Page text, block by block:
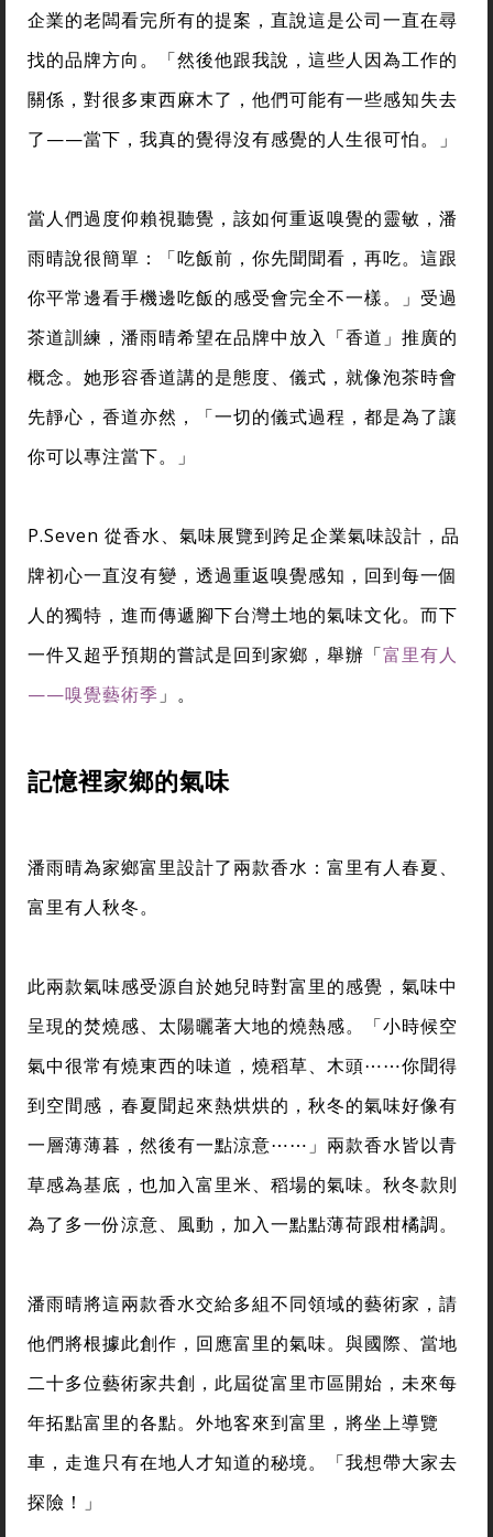
企業的老闆看完所有的提案，直說這是公司一直在尋
找的品牌方向。「然後他跟我說，這些人因為工作的
關係，對很多東西麻木了，他們可能有一些感知失去
了——當下，我真的覺得沒有感覺的人生很可怕。」
當人們過度仰賴視聽覺，該如何重返嗅覺的靈敏，潘
雨晴說很簡單：「吃飯前，你先聞聞看，再吃。這跟
你平常邊看手機邊吃飯的感受會完全不一樣。」受過
茶道訓練，潘雨晴希望在品牌中放入「香道」推廣的
概念。她形容香道講的是態度、儀式，就像泡茶時會
先靜心，香道亦然，「一切的儀式過程，都是為了讓
你可以專注當下。」
P.Seven 從香水、氣味展覽到跨足企業氣味設計，品
牌初心一直沒有變，透過重返嗅覺感知，回到每一個
人的獨特，進而傳遞腳下台灣土地的氣味文化。而下
一件又超乎預期的嘗試是回到家鄉，舉辦「富里有人
——嗅覺藝術季 」。
記憶裡家鄉的氣味
潘雨晴為家鄉富里設計了兩款香水：富里有人春夏、
富里有人秋冬。
此兩款氣味感受源自於她兒時對富里的感覺，氣味中
呈現的焚燒感、太陽曬著大地的燒熱感。「小時候空
氣中很常有燒東西的味道，燒稻草、木頭⋯⋯你聞得
到空間感，春夏聞起來熱烘烘的，秋冬的氣味好像有
一層薄薄暮，然後有一點涼意⋯⋯」兩款香水皆以青
草感為基底，也加入富里米、稻場的氣味。秋冬款則
為了多一份涼意、風動，加入一點點薄荷跟柑橘調。
潘雨晴將這兩款香水交給多組不同領域的藝術家，請
他們將根據此創作，回應富里的氣味。與國際、當地
二十多位藝術家共創，此屆從富里市區開始，未來每
年拓點富里的各點。外地客來到富里，將坐上導覽
車，走進只有在地人才知道的秘境。「我想帶大家去
探險！」